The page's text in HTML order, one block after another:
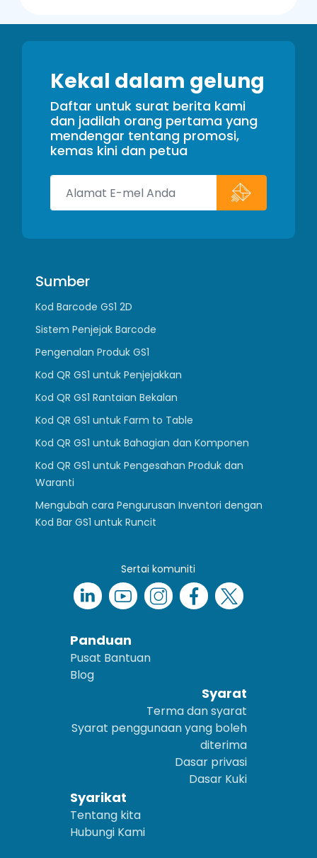
Kekal dalam gelung
Daftar untuk surat berita kami
dan jadilah orang pertama yang
mendengar tentang promosi,
kemas kini dan petua
Sumber
Kod Barcode GS1 2D
Sistem Penjejak Barcode
Pengenalan Produk GS1
Kod QR GS1 untuk Penjejakkan
Kod QR GS1 Rantaian Bekalan
Kod QR GS1 untuk Farm to Table
Kod QR GS1 untuk Bahagian dan Komponen
Kod QR GS1 untuk Pengesahan Produk dan
Waranti
Mengubah cara Pengurusan Inventori dengan
Kod Bar GS1 untuk Runcit
Sertai komuniti
Panduan
Pusat Bantuan
Blog
Syarat
Terma dan syarat
Syarat penggunaan yang boleh
diterima
Dasar privasi
Dasar Kuki
Syarikat
Tentang kita
Hubungi Kami